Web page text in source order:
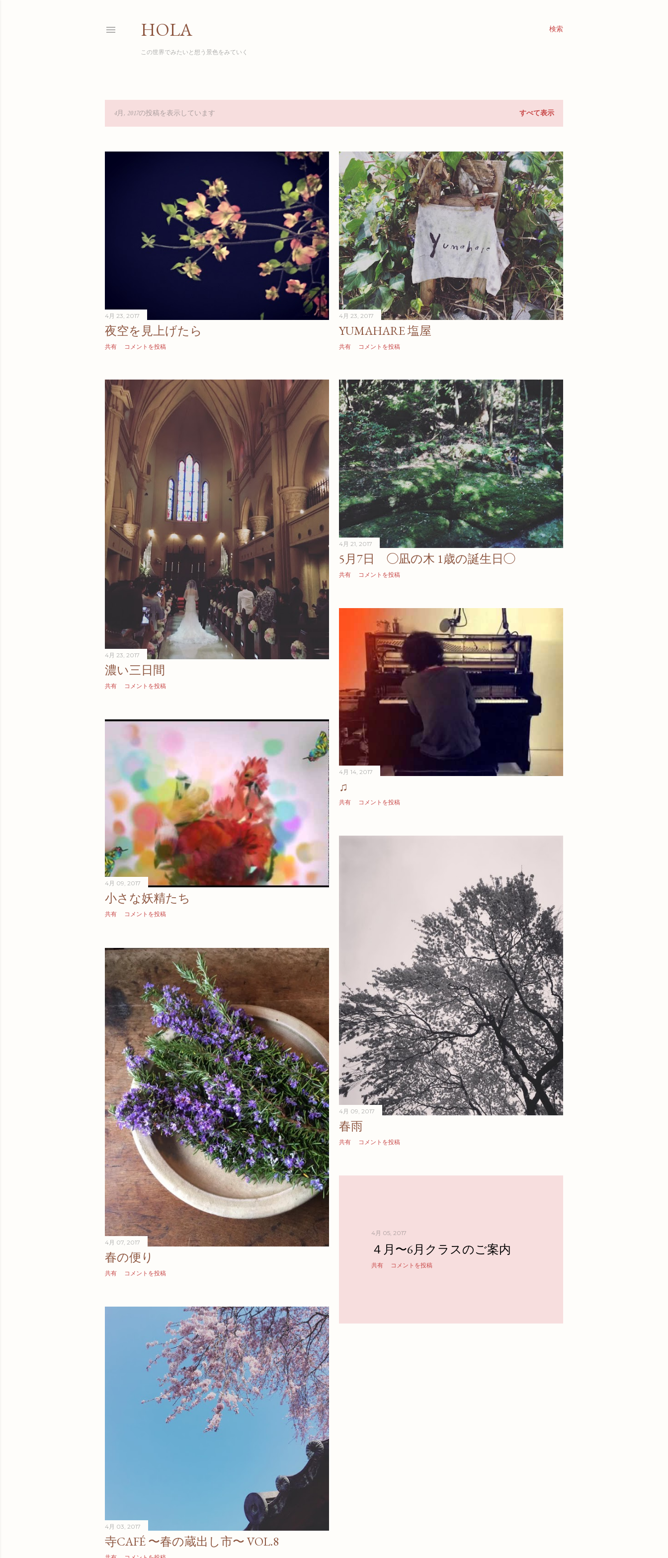
検索
HOLA
この世界でみたいと想う景色をみていく
投
4月, 2017の投稿を表示しています すべて表示
4月 23, 2017
夜空を見上げたら
共有 コメントを投稿
4月 23, 2017
YUMAHARE 塩屋
共有 コメントを投稿
4月 23, 2017
濃い三日間
共有 コメントを投稿
4月 21, 2017
5月7日 ◯凪の木 1歳の誕生日◯
共有 コメントを投稿
4月 14, 2017
♫
共有 コメントを投稿
4月 09, 2017
小さな妖精たち
共有 コメントを投稿
4月 09, 2017
春雨
共有 コメントを投稿
4月 07, 2017
春の便り
共有 コメントを投稿
4月 05, 2017
４月〜6月クラスのご案内
共有 コメントを投稿
4月 03, 2017
寺CAFÉ 〜春の蔵出し市〜 VOL.8